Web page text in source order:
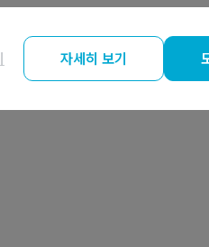
자세히 보기